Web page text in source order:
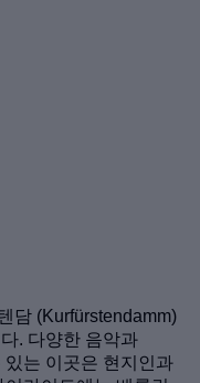
담 (Kurfürstendamm)
. 다양한 음악과
는 이곳은 현지인과